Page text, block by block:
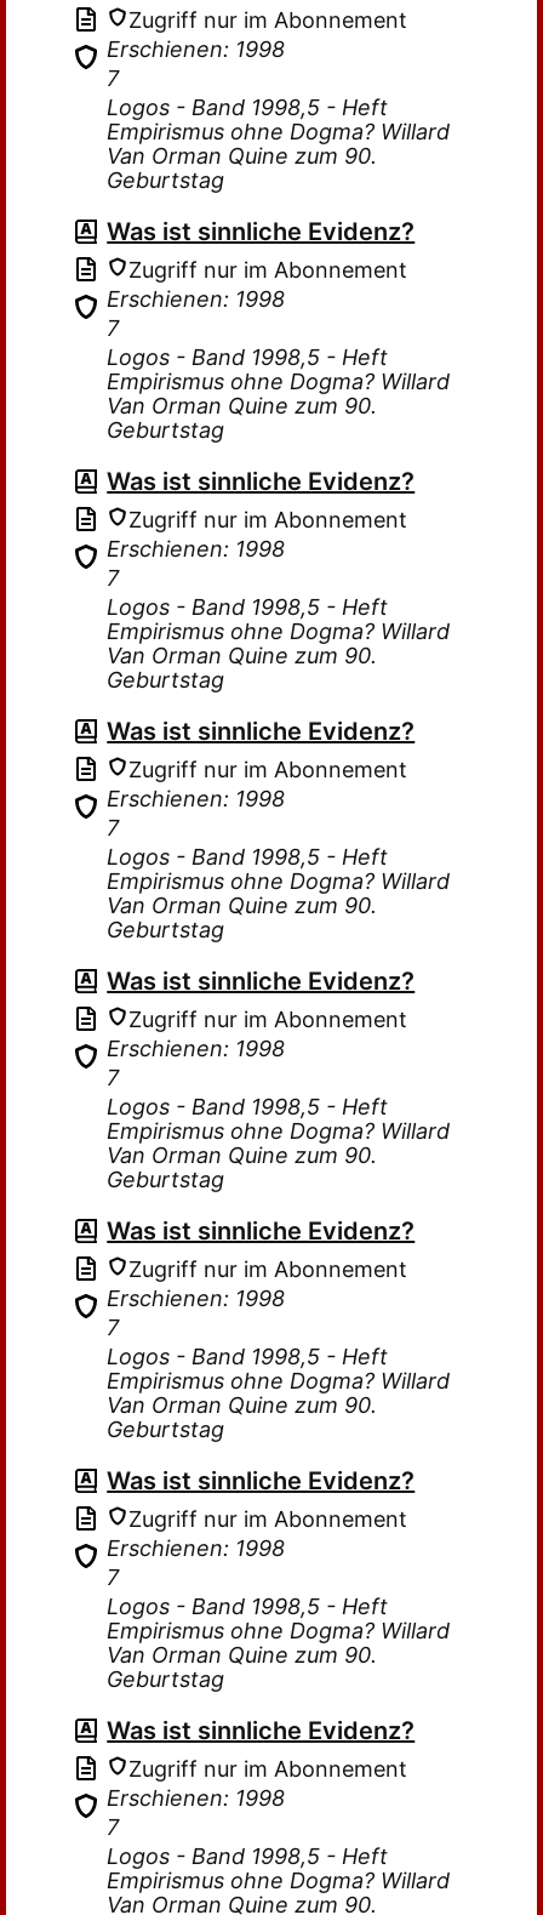
Zugriff nur im Abonnement
Erschienen: 1998
7
Logos - Band 1998,5 - Heft
Empirismus ohne Dogma? Willard
Van Orman Quine zum 90.
Geburtstag
Was ist sinnliche Evidenz?
Zugriff nur im Abonnement
Erschienen: 1998
7
Logos - Band 1998,5 - Heft
Empirismus ohne Dogma? Willard
Van Orman Quine zum 90.
Geburtstag
Was ist sinnliche Evidenz?
Zugriff nur im Abonnement
Erschienen: 1998
7
Logos - Band 1998,5 - Heft
Empirismus ohne Dogma? Willard
Van Orman Quine zum 90.
Geburtstag
Was ist sinnliche Evidenz?
Zugriff nur im Abonnement
Erschienen: 1998
7
Logos - Band 1998,5 - Heft
Empirismus ohne Dogma? Willard
Van Orman Quine zum 90.
Geburtstag
Was ist sinnliche Evidenz?
Zugriff nur im Abonnement
Erschienen: 1998
7
Logos - Band 1998,5 - Heft
Empirismus ohne Dogma? Willard
Van Orman Quine zum 90.
Geburtstag
Was ist sinnliche Evidenz?
Zugriff nur im Abonnement
Erschienen: 1998
7
Logos - Band 1998,5 - Heft
Empirismus ohne Dogma? Willard
Van Orman Quine zum 90.
Geburtstag
Was ist sinnliche Evidenz?
Zugriff nur im Abonnement
Erschienen: 1998
7
Logos - Band 1998,5 - Heft
Empirismus ohne Dogma? Willard
Van Orman Quine zum 90.
Geburtstag
Was ist sinnliche Evidenz?
Zugriff nur im Abonnement
Erschienen: 1998
7
Logos - Band 1998,5 - Heft
Empirismus ohne Dogma? Willard
Van Orman Quine zum 90.